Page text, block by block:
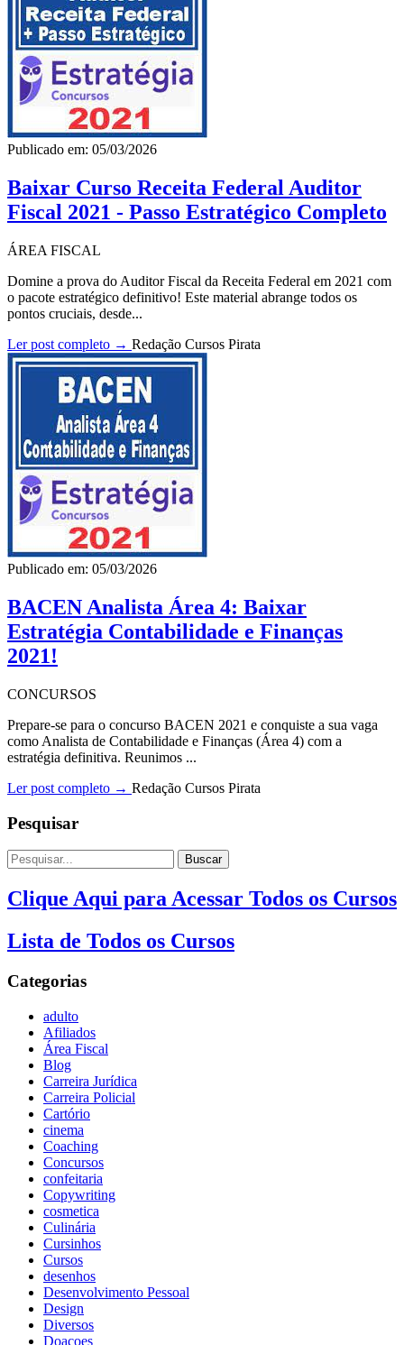
Publicado em: 05/03/2026
Baixar Curso Receita Federal Auditor
Fiscal 2021 - Passo Estratégico Completo
ÁREA FISCAL
Domine a prova do Auditor Fiscal da Receita Federal em 2021 com
o pacote estratégico definitivo! Este material abrange todos os
pontos cruciais, desde...
Ler post completo → Redação Cursos Pirata
Publicado em: 05/03/2026
BACEN Analista Área 4: Baixar
Estratégia Contabilidade e Finanças
2021!
CONCURSOS
Prepare-se para o concurso BACEN 2021 e conquiste a sua vaga
como Analista de Contabilidade e Finanças (Área 4) com a
estratégia definitiva. Reunimos ...
Ler post completo → Redação Cursos Pirata
Pesquisar
Buscar
Clique Aqui para Acessar Todos os Cursos
Lista de Todos os Cursos
Categorias
adulto
Afiliados
Área Fiscal
Blog
Carreira Jurídica
Carreira Policial
Cartório
cinema
Coaching
Concursos
confeitaria
Copywriting
cosmetica
Culinária
Cursinhos
Cursos
desenhos
Desenvolvimento Pessoal
Design
Diversos
Doaçoes